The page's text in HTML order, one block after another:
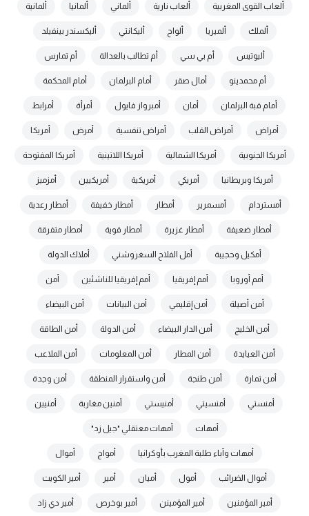
ألعاب القوى المغربية ألعاب نارية ألماني ألمانيا ألمانية
ألملك ألميريا ألواح أليكانتي أليكسندر بينفيلد
أليوتيس أم بي سي أم تطالب بالعدالة أم تمارس
أم محمدينو أمال صقر أمام البرلمان أمام المحكمة
أمام قبة البرلمان أمان أمبرواز فايول أمرأة أمرابط
أمراض أمراض القلب أمراض تنفسية أمرض أمريكا
أمريكا الجنوبية أمريكا الشمالية أمريكا اللاتينية أمريكا المفتوحة
أمريكا وبريطانيا أمريكي أمريكية أمريكيين أمزميز
أمستردام أمسمرير أمطار أمطار خفيفة أمطار رعدية
أمطار ضعيفة أمطار غزيرة أمطار قوية أمطار متفرقة
أمكيل وحجيبة أمل الفلاح السغروشني أملاك الدولة
أمم أوروبا أمم إفريقيا أمم إفريقيا للناشئين أمن
أمن أصيلة أمن إقليمي أمن البيانات أمن البيضاء
أمن الخليج أمن الدار البيضاء أمن الدولة أمن الطاقة
أمن العيايدة أمن المطار أمن المعلومات أمن الملاعب
أمن تمارة أمن طنجة أمن واستقرار المنطقة أمن وجدة
أمنستي أمنسيتي أمنيستي أمنين مغاربة أمنيين
أمهات أمهات معتقلي "جيل زد"
أمهات وآباء طلبة المغرب بأوكرانيا أمواج أموال
أموال الضرائب أمول أميان أمير أمير الكويت
أمير المؤمنين أمير المؤمينن أمير بوخرص أمير دي زاد